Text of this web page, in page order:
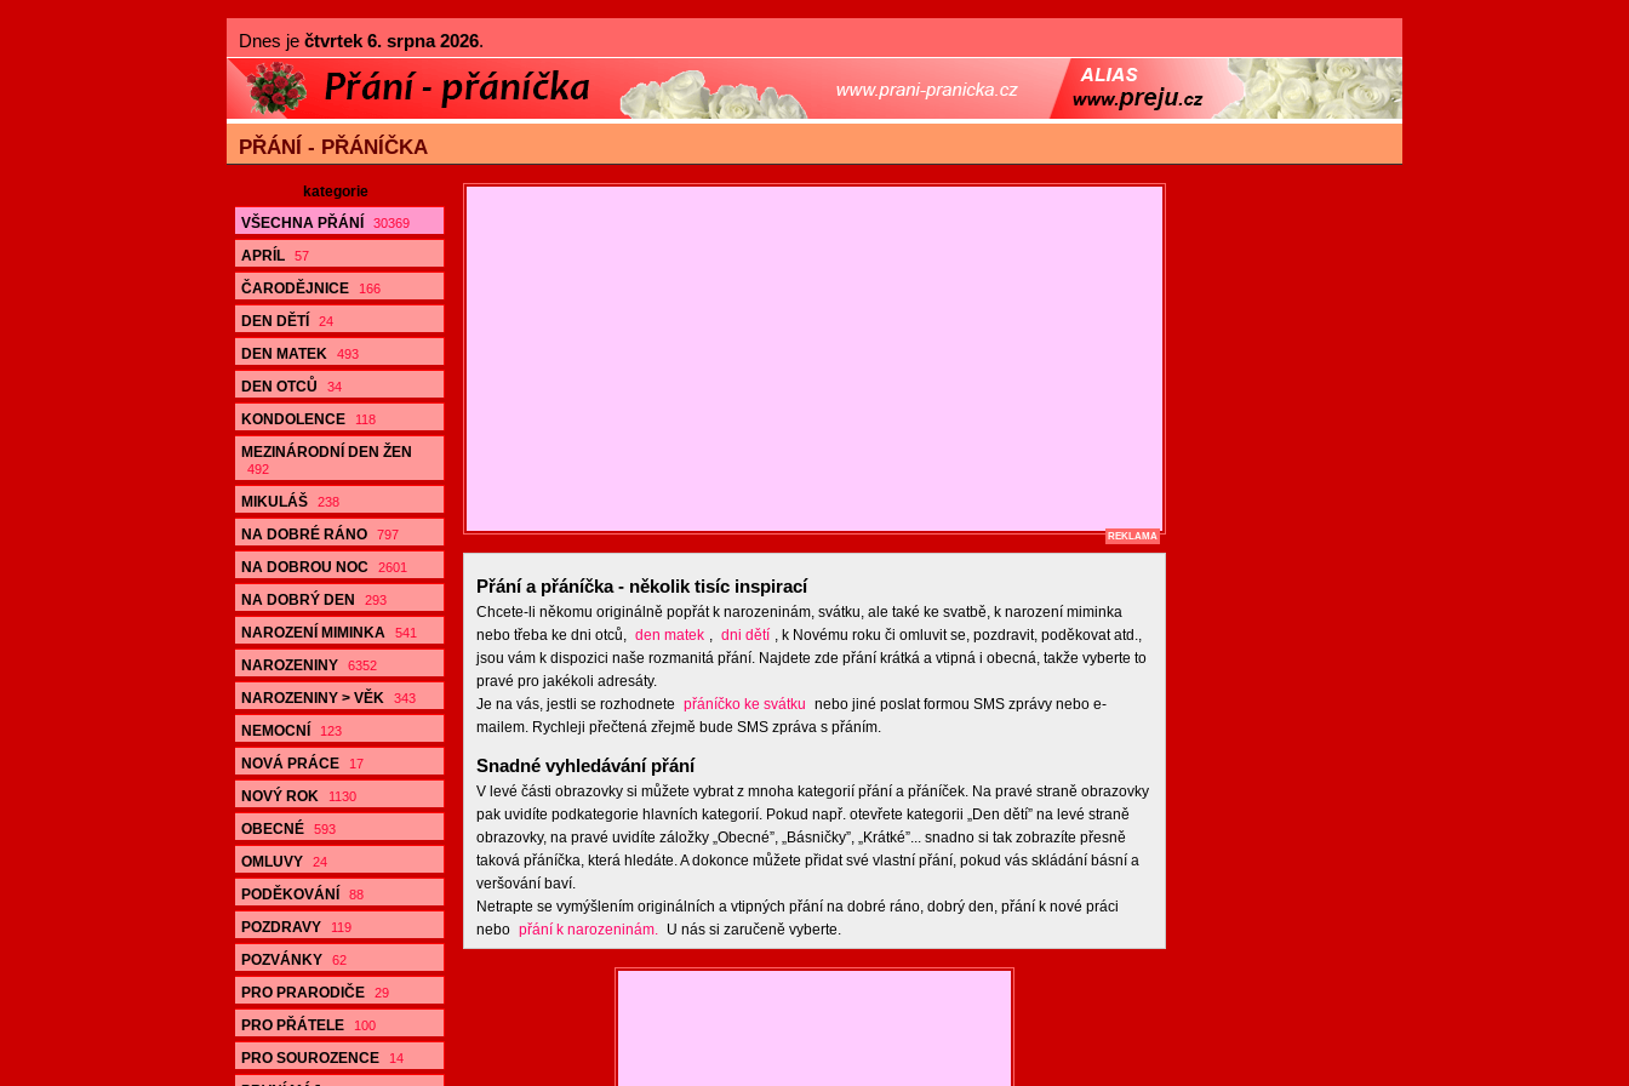
Dnes je čtvrtek 6. srpna 2026.
PŘÁNÍ - PŘÁNÍČKA
kategorie
VŠECHNA PŘÁNÍ
30369
APRÍL 57
ČARODĚJNICE 166
DEN DĚTÍ 24
DEN MATEK 493
DEN OTCŮ 34
KONDOLENCE 118
MEZINÁRODNÍ DEN ŽEN
492
MIKULÁŠ 238
NA DOBRÉ RÁNO 797
NA DOBROU NOC 2601
NA DOBRÝ DEN 293
NAROZENÍ MIMINKA 541
NAROZENINY 6352
NAROZENINY > VĚK 343
NEMOCNÍ 123
NOVÁ PRÁCE 17
NOVÝ ROK 1130
OBECNÉ 593
OMLUVY 24
PODĚKOVÁNÍ 88
POZDRAVY 119
POZVÁNKY 62
PRO PRARODIČE 29
PRO PŘÁTELE 100
PRO SOUROZENCE 14
REKLAMA
Přání a přáníčka - několik tisíc inspirací
Chcete-li někomu originálně popřát k narozeninám, svátku, ale také ke svatbě, k narození miminka
nebo třeba ke dni otců, den matek , dni dětí , k Novému roku či omluvit se, pozdravit, poděkovat atd.,
jsou vám k dispozici naše rozmanitá přání. Najdete zde přání krátká a vtipná i obecná, takže vyberte to
pravé pro jakékoli adresáty.
Je na vás, jestli se rozhodnete přáníčko ke svátku nebo jiné poslat formou SMS zprávy nebo e-
mailem. Rychleji přečtená zřejmě bude SMS zpráva s přáním.
Snadné vyhledávání přání
V levé části obrazovky si můžete vybrat z mnoha kategorií přání a přáníček. Na pravé straně obrazovky
pak uvidíte podkategorie hlavních kategorií. Pokud např. otevřete kategorii „Den dětí” na levé straně
obrazovky, na pravé uvidíte záložky „Obecné”, „Básničky”, „Krátké”... snadno si tak zobrazíte přesně
taková přáníčka, která hledáte. A dokonce můžete přidat své vlastní přání, pokud vás skládání básní a
veršování baví.
Netrapte se vymýšlením originálních a vtipných přání na dobré ráno, dobrý den, přání k nové práci
nebo přání k narozeninám. U nás si zaručeně vyberte.